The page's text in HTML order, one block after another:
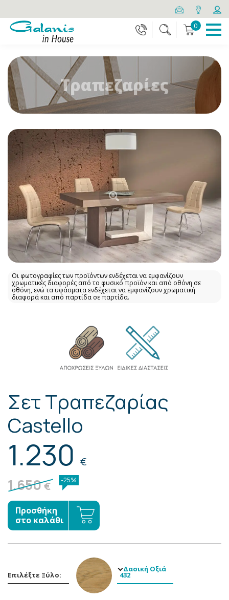
0
Τραπεζαρίες
Οι φωτογραφίες των προϊόντων ενδέχεται να εμφανίζουν
χρωματικές διαφορές από το φυσικό προϊόν και από οθόνη σε
οθόνη, ενώ τα υφάσματα ενδέχεται να εμφανίζουν χρωματική
διαφορά και από παρτίδα σε παρτίδα.
Σετ Τραπεζαρίας
Castello
1.230 €
1.650€ -25%
Προσθήκη
στο καλάθι
Επιλέξτε Ξύλο:
Δασική Οξιά
432